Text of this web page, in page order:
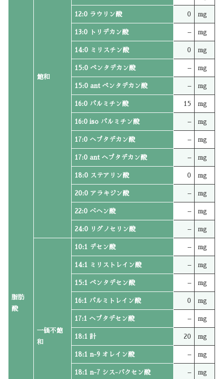
脂肪
酸
飽和
12:0 ラウリン酸 0 mg
13:0 トリデカン酸 – mg
14:0 ミリスチン酸 0 mg
15:0 ペンタデカン酸 – mg
15:0 ant ペンタデカン酸 – mg
16:0 パルミチン酸 15 mg
16:0 iso パルミチン酸 – mg
17:0 ヘプタデカン酸 – mg
17:0 ant ヘプタデカン酸 – mg
18:0 ステアリン酸 0 mg
20:0 アラキジン酸 – mg
22:0 ベヘン酸 – mg
24:0 リグノセリン酸 – mg
一価不飽
和
10:1 デセン酸 – mg
14:1 ミリストレイン酸 – mg
15:1 ペンタデセン酸 – mg
16:1 パルミトレイン酸 0 mg
17:1 ヘプタデセン酸 – mg
18:1 計 20 mg
18:1 n-9 オレイン酸 – mg
18:1 n-7 シス-バクセン酸 – mg